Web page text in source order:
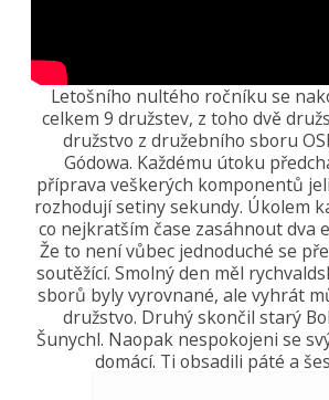
Letošního nultého ročníku se
celkem 9 družstev, z toho dvě
družstvo z družebního sboru
Gódowa. Každému útoku
příprava veškerých komponentů
rozhodují setiny sekundy. Úkolem
co nejkratším čase zasáhnout dva
Že to není vůbec jednoduché se
soutěžící. Smolný den měl
sborů byly vyrovnané, ale vyhrát
družstvo. Druhý skončil starý
Šunychl. Naopak nespokojeni se
domácí. Ti obsadili páté a